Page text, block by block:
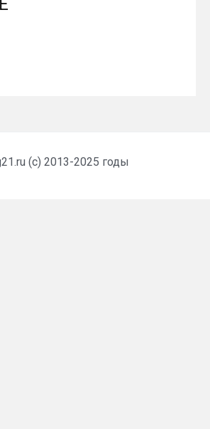
(c) 2013-2025 годы